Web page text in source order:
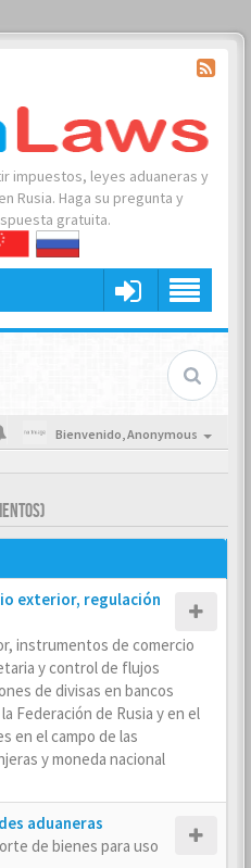
impuestos, leyes aduaneras y
Rusia. Haga su pregunta y
gratuita.
Bienvenido,Anonymous
exterior, regulación
instrumentos de comercio
y control de flujos
de divisas en bancos
Federación de Rusia y en el
en el campo de las
y moneda nacional
aduaneras
de bienes para uso